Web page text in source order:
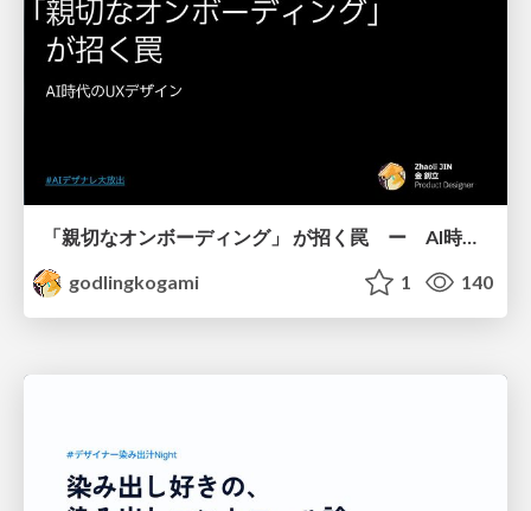
「親切なオンボーディング」 が招く罠 ー AI時代のUXデザイン
godlingkogami
1 140